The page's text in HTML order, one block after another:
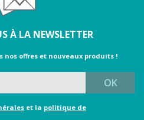
À LA NEWSLETTER
nos oﬀres et nouveaux produits !
et la politique de